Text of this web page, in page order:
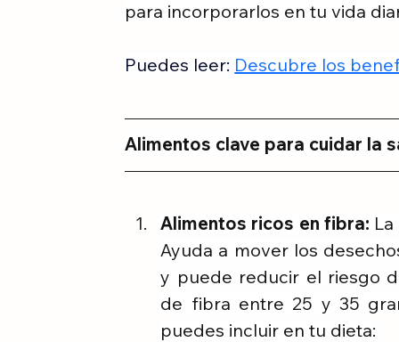
para incorporarlos en tu vida
Puedes leer: Descubre los
Alimentos clave para cuidar la
Alimentos ricos en fibra:
Ayuda a mover los
y puede reducir el riesgo
de fibra entre 25 y 35
puedes incluir en tu dieta: